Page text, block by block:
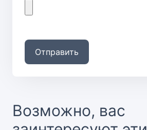
Отправить
Возможно, вас